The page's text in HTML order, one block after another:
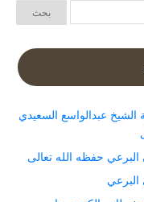
في 24 صفر 1448 خطبة الشيخ عبدالواسع السعيدي
حفظه الله تعالى
البرعي